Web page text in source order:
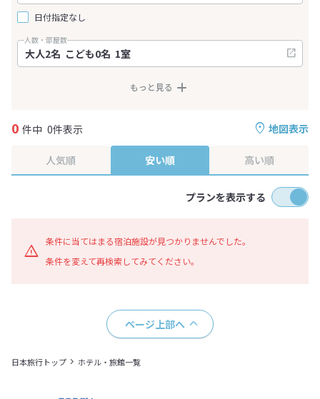
日付指定なし
人数・部屋数
もっと見る
地図表示
0 件中 0件表示
人気順 安い順 高い順
プランを表示する
条件に当てはまる宿泊施設が見つかりませんでした。
条件を変えて再検索してみてください。
ページ上部へ
日本旅行トップ ホテル・旅館一覧